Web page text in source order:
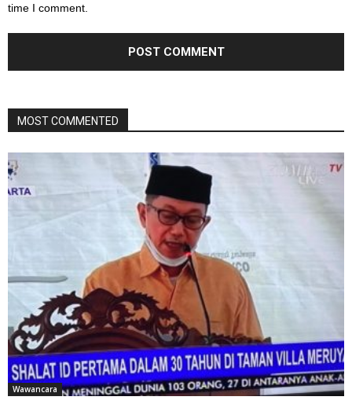
time I comment.
MOST COMMENTED
Wawancara